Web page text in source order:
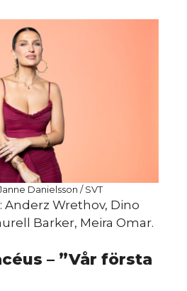
Danielsson / SVT
Wrethov, Dino
Barker, Meira Omar.
– ”Vår första